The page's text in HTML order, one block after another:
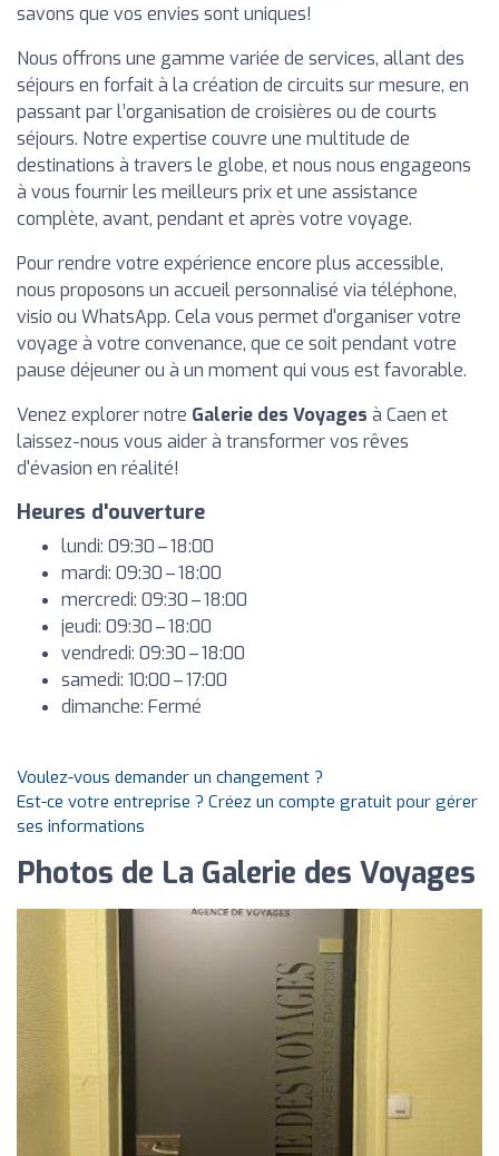
savons que vos envies sont uniques!
Nous offrons une gamme variée de services, allant des
séjours en forfait à la création de circuits sur mesure, en
passant par l’organisation de croisières ou de courts
séjours. Notre expertise couvre une multitude de
destinations à travers le globe, et nous nous engageons
à vous fournir les meilleurs prix et une assistance
complète, avant, pendant et après votre voyage.
Pour rendre votre expérience encore plus accessible,
nous proposons un accueil personnalisé via téléphone,
visio ou WhatsApp. Cela vous permet d'organiser votre
voyage à votre convenance, que ce soit pendant votre
pause déjeuner ou à un moment qui vous est favorable.
Venez explorer notre Galerie des Voyages à Caen et
laissez-nous vous aider à transformer vos rêves
d'évasion en réalité!
Heures d'ouverture
lundi: 09:30 – 18:00
mardi: 09:30 – 18:00
mercredi: 09:30 – 18:00
jeudi: 09:30 – 18:00
vendredi: 09:30 – 18:00
samedi: 10:00 – 17:00
dimanche: Fermé
Voulez-vous demander un changement ?
Est-ce votre entreprise ? Créez un compte gratuit pour gérer
ses informations
Photos de La Galerie des Voyages